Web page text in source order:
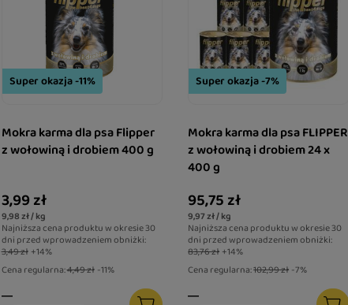
Super okazja -11%
Mokra karma dla psa Flipper
z wołowiną i drobiem 400 g
3,99 zł
9,98 zł / kg
Najniższa cena produktu w okresie 30
dni przed wprowadzeniem obniżki:
3,49 zł +14%
Cena regularna:4,49 zł -11%
Super okazja -7%
Mokra karma dla psa FLIPPER
z wołowiną i drobiem 24 x
400 g
95,75 zł
9,97 zł / kg
Najniższa cena produktu w okresie 30
dni przed wprowadzeniem obniżki:
83,76 zł +14%
Cena regularna:102,99 zł -7%